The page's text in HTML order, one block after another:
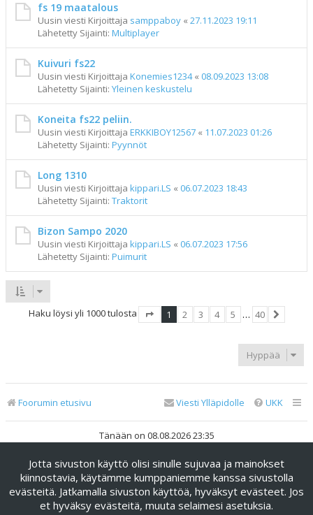
fs 19 maatalous
Uusin viesti Kirjoittaja samppaboy « 27.11.2023 19:11
Lähetetty Sijainti: Multiplayer
Kuivuri fs22
Uusin viesti Kirjoittaja Konemies1234« 08.09.2023 13:08
Lähetetty Sijainti: Yleinen keskustelu
Koneita fs22 peliin.
Uusin viesti Kirjoittaja ERKKIBOY12567 « 11.07.2023 01:26
Lähetetty Sijainti: Pyynnöt
Long 1310
Uusin viesti Kirjoittaja kippari.LS « 06.07.2023 18:43
Lähetetty Sijainti: Traktorit
Bizon Sampo 2020
Uusin viesti Kirjoittaja kippari.LS « 06.07.2023 17:56
Lähetetty Sijainti: Puimurit
Haku löysi yli 1000 tulosta
1 2 3 4 5 … 40
Hyppää
Foorumin etusivu UKK
Viesti Ylläpidolle
Tänään on 08.08.2026 23:35
Keskustelufoorumin ohjelmistophpBB® Forum Software ©
phpBB Limited
Käännös: phpBB Suomi (lurttinen, harritapio, Pettis)
phpBB Metro Theme byPixelGoose Studio
Jotta sivuston käyttö olisi sinulle sujuvaa ja mainokset
kiinnostavia, käytämme kumppaniemme kanssa sivustolla
evästeitä. Jatkamalla sivuston käyttöä, hyväksyt evästeet. Jos
et hyväksy evästeitä, muuta selaimesi asetuksia.